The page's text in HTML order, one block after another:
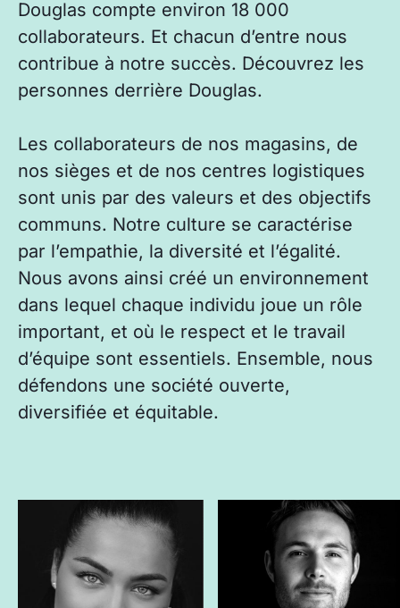
Douglas compte environ 18 000
collaborateurs. Et chacun d’entre nous
contribue à notre succès. Découvrez les
personnes derrière Douglas.
Les collaborateurs de nos magasins, de
nos sièges et de nos centres logistiques
sont unis par des valeurs et des objectifs
communs. Notre culture se caractérise
par l’empathie, la diversité et l’égalité.
Nous avons ainsi créé un environnement
dans lequel chaque individu joue un rôle
important, et où le respect et le travail
d’équipe sont essentiels. Ensemble, nous
défendons une société ouverte,
diversifiée et équitable.